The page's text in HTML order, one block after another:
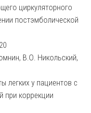
циркуляторного
постэмболической
В.О. Никольский,
легких у пациентов с
при коррекции